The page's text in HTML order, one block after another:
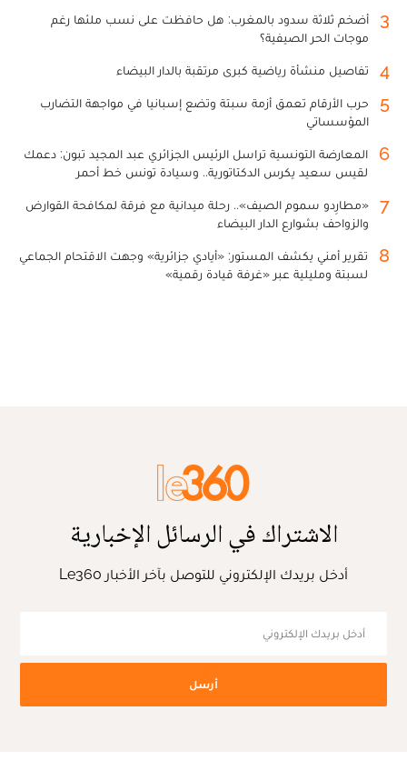
3
أضخم ثلاثة سدود بالمغرب: هل حافظت على نسب ملئها رغم
موجات الحر الصيفية؟
4 تفاصيل منشأة رياضية كبرى مرتقبة بالدار البيضاء
5
حرب الأرقام تعمق أزمة سبتة وتضع إسبانيا في مواجهة التضارب
المؤسساتي
6
المعارضة التونسية تراسل الرئيس الجزائري عبد المجيد تبون: دعمك
لقيس سعيد يكرس الدكتاتورية.. وسيادة تونس خط أحمر
7
«مطارِدو سموم الصيف».. رحلة ميدانية مع فرقة لمكافحة القوارض
والزواحف بشوارع الدار البيضاء
8
تقرير أمني يكشف المستور: «أيادي جزائرية» وجهت الاقتحام الجماعي
لسبتة ومليلية عبر «غرفة قيادة رقمية»
الاشتراك في الرسائل الإخبارية
أدخل بريدك الإلكتروني للتوصل بآخر الأخبار Le360
أرسل